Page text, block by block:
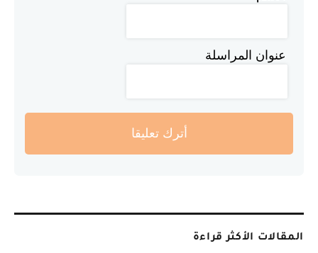
عنوان المراسلة
أترك تعليقا
المقالات الأكثر قراءة